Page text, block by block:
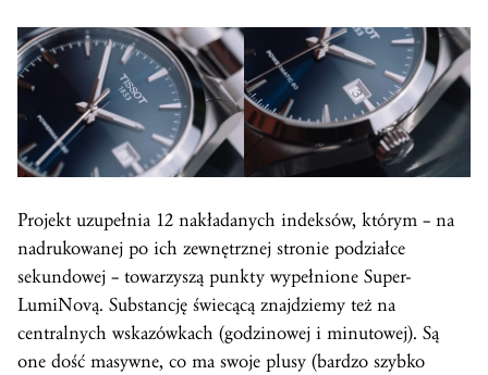
Projekt uzupełnia 12 nakładanych indeksów, którym – na
nadrukowanej po ich zewnętrznej stronie podziałce
sekundowej – towarzyszą punkty wypełnione Super-
LumiNovą. Substancję świecącą znajdziemy też na
centralnych wskazówkach (godzinowej i minutowej). Są
one dość masywne, co ma swoje plusy (bardzo szybko